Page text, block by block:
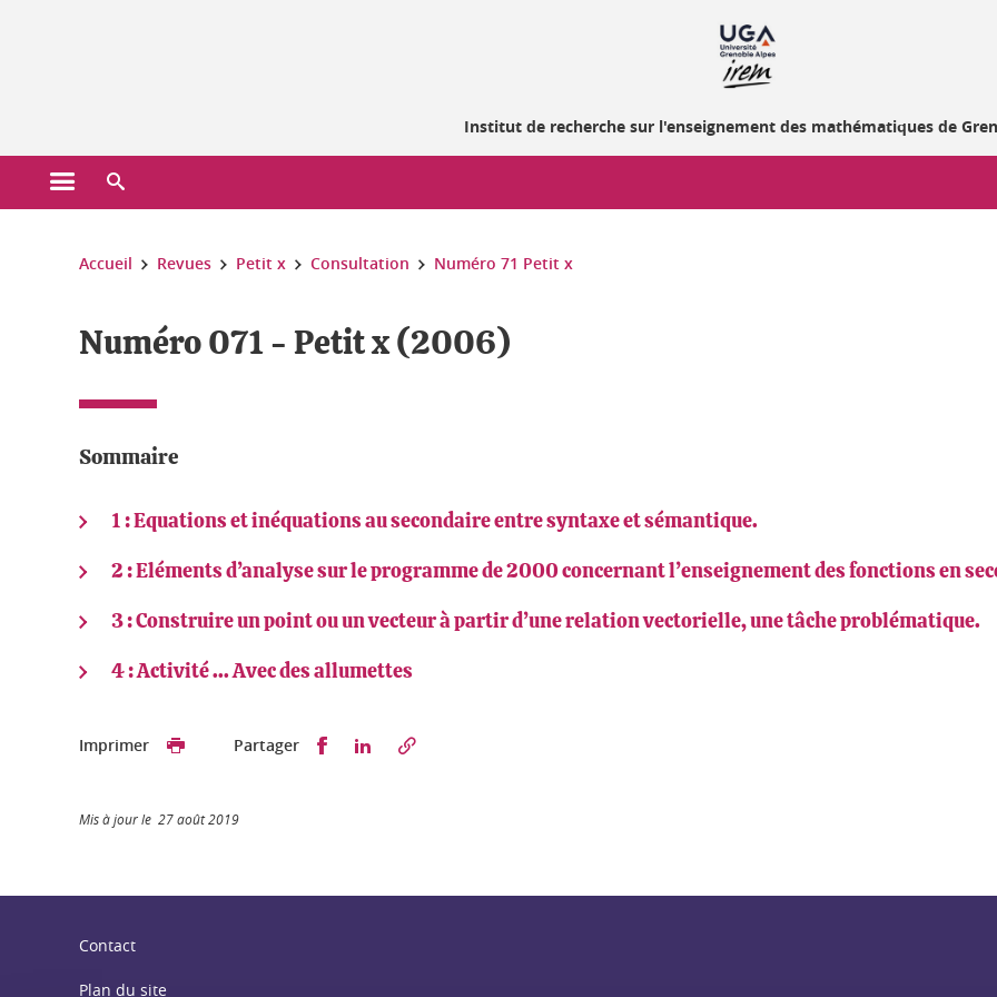
Institut de recherche sur l'enseignement des mathématiques de
Ouvrir le menu principal
Vous êtes ici :
Accueil Revues Petit x Consultation Numéro 71 Petit x
Numéro 071 - Petit x (2006)
Sommaire
1 : Equations et inéquations au secondaire entre syntaxe et sémantique.
2 : Eléments d’analyse sur le programme de 2000 concernant l’enseignement des fonctions en
3 : Construire un point ou un vecteur à partir d’une relation vectorielle, une tâche problématique.
4 : Activité ... Avec des allumettes
Imprimer Partager Partager sur Facebook
Partager sur LinkedIn
Mis à jour le 27 août 2019
Contact
Plan du site